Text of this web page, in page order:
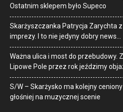
Ostatnim sklepem było Supeco
Skarżyszczanka Patrycja Zarychta
imprezy. I to nie jedyny dobry news…
Ważna ulica i most do przebudowy.
Lipowe Pole przez rok jeździmy
S/W – Skarżysko ma kolejny
głośniej na muzycznej scenie